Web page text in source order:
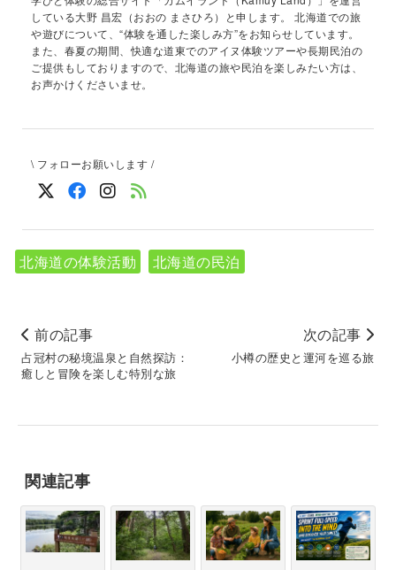
している大野 昌宏（おおの まさひろ）と申します。 北海道での旅
や遊びについて、“体験を通した楽しみ方”をお知らせしています。
また、春夏の期間、快適な道東でのアイヌ体験ツアーや長期民泊の
ご提供もしておりますので、北海道の旅や民泊を楽しみたい方は、
お声かけくださいませ。
\ フォローお願いします /
北海道の体験活動 北海道の民泊
前の記事
占冠村の秘境温泉と自然探訪：
癒しと冒険を楽しむ特別な旅
次の記事
小樽の歴史と運河を巡る旅
関連記事